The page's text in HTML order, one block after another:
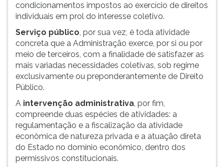
condicionamentos impostos ao exercício de direitos
individuais em prol do interesse coletivo.
Serviço público, por sua vez, é toda atividade
concreta que a Administração exerce, por si ou por
meio de terceiros, com a finalidade de satisfazer as
mais variadas necessidades coletivas, sob regime
exclusivamente ou preponderantemente de Direito
Público.
A intervenção administrativa, por fim,
compreende duas espécies de atividades: a
regulamentação e a fiscalização da atividade
econômica de natureza privada e a atuação direta
do Estado no domínio econômico, dentro dos
permissivos constitucionais.